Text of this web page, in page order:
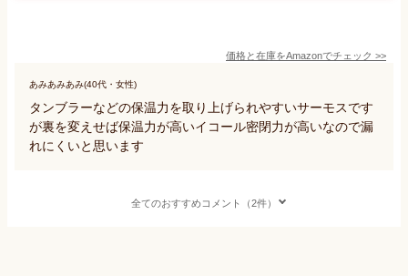
価格と在庫をAmazonでチェック >>
あみあみあみ(40代・女性)
タンブラーなどの保温力を取り上げられやすいサーモスです
が裏を変えせば保温力が高いイコール密閉力が高いなので漏
れにくいと思います
全てのおすすめコメント（2件）